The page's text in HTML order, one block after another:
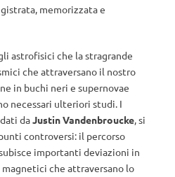
memorizzata e
astrofisici che la stragrande
che attraversano il nostro
in buchi neri e supernovae
necessari ulteriori studi. I
daJustin Vandenbroucke, si
controversi: il percorso
importanti deviazioni in
che attraversano lo